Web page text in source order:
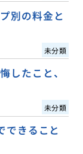
別の料金と
未分類
したこと、
未分類
できること